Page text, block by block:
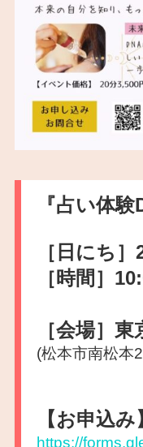
『占い体験
［日にち
［時間］
［会場］
(松本市南松本
【お申込み
https://